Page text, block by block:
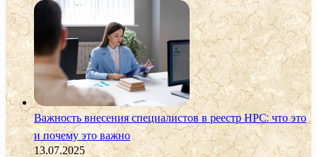
Важность внесения специалистов в реестр НРС: что это
и почему это важно
13.07.2025